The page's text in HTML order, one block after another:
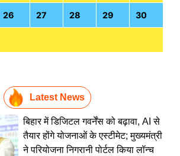
26 27 28 29 30
Latest News
बिहार में डिजिटल गवर्नेंस को बढ़ावा, AI से
तैयार होंगे योजनाओं के एस्टीमेट; मुख्यमंत्री
ने परियोजना निगरानी पोर्टल किया लॉन्च